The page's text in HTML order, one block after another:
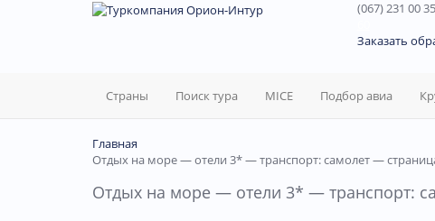
(067) 231 00
Заказать
Страны Поиск тура MICE Подбор авиа
Главная
Отдых на море — отели 3* — транспорт: самолет —
Отдых на море — отели 3* — транспорт: